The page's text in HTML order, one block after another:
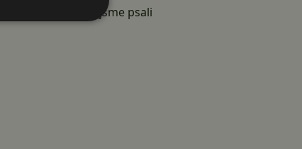
s aplikacemi jsme psali